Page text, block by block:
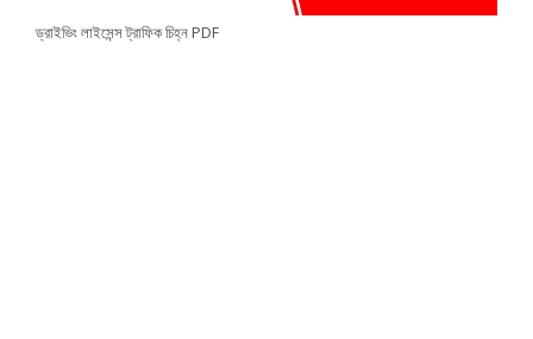
ড্রাইভিং লাইসেন্স ট্রাফিক চিহ্ন PDF